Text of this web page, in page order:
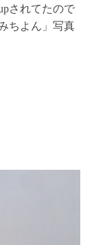
されてたので
ちよん」写真